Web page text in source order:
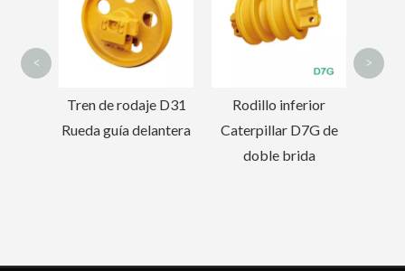
Tren de rodaje D31
Rueda guía delantera
Rodillo inferior
Caterpillar D7G de
doble brida
< >